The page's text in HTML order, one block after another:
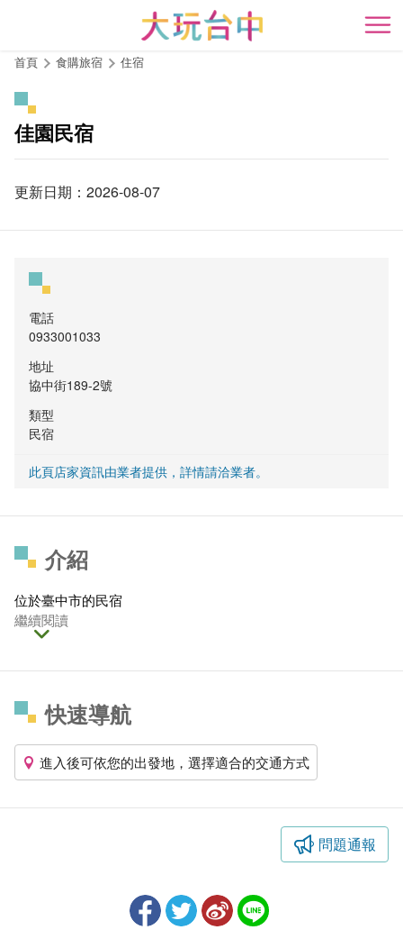
開
首頁 食購旅宿 住宿
佳園民宿
更新日期：2026-08-07
電話
0933001033
地址
協中街189-2號
類型
民宿
此頁店家資訊由業者提供，詳情請洽業者。
介紹
位於臺中市的民宿
繼續閱讀
快速導航
進入後可依您的出發地，選擇適合的交通方式
問題通報